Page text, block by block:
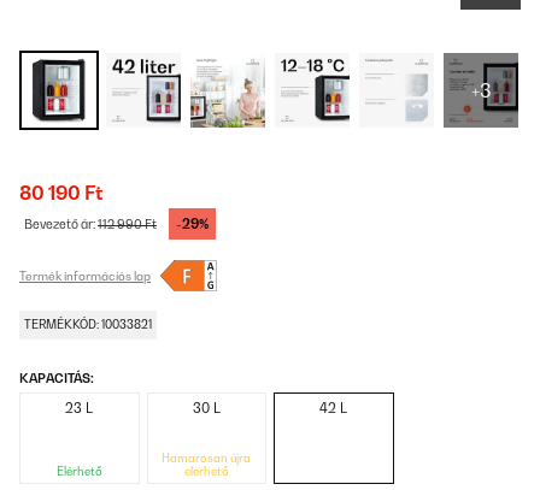
+3
80 190 Ft
Bevezető ár:112 990 Ft -29%
Termék információs lap
TERMÉKKÓD: 10033821
KAPACITÁS:
23 L
Elérhető
30 L
Hamarosan újra
elérhető
42 L